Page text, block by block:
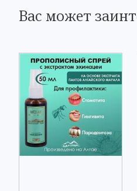
Вас может